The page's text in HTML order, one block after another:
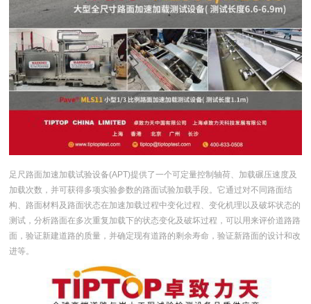
足尺路面加速加载试验设备(APT)提供了一个可定量控制轴荷、加载碾压速度及
加载次数，并可获得多项实验参数的路面试验加载手段。它通过对不同路面结
构、路面材料及路面状态在加速加载过程中变化过程、变化机理以及破坏状态的
测试，分析路面在多次重复加载下的状态变化及破坏过程，可以用来评价道路路
面，验证新建道路的质量，并确定现有道路的剩余寿命，验证新路面的设计和改
进等。